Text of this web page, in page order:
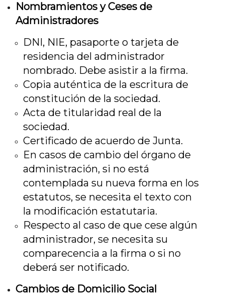
Nombramientos y Ceses de
Administradores
DNI, NIE, pasaporte o tarjeta de
residencia del administrador
nombrado. Debe asistir a la firma.
Copia auténtica de la escritura de
constitución de la sociedad.
Acta de titularidad real de la
sociedad.
Certificado de acuerdo de Junta.
En casos de cambio del órgano de
administración, si no está
contemplada su nueva forma en los
estatutos, se necesita el texto con
la modificación estatutaria.
Respecto al caso de que cese algún
administrador, se necesita su
comparecencia a la firma o si no
deberá ser notificado.
Cambios de Domicilio Social